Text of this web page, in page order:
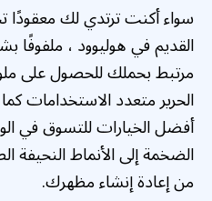
سواء أكنت ترتدي لك
القديم في هوليوود ،
مرتبط بحملك للحصول على
الحرير متعدد الاستخدامات
أفضل الخيارات للتسوق في
الضخمة إلى الأنماط
من إعادة إنشاء مظهرك.